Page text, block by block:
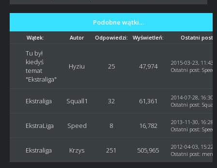
Podobne wątki…
Wątek: Autor Odpowiedzi: Wyświetleń: Ostatni post
Tu był
kiedyś
temat
"Ekstraliga"
Hyziu 25 47,974
2015-03-23,
Ostatni post: Speed
Ekstraliga Squall1 32 61,361
2014-07-28,
Ostatni post:
EkstraLiga Speed 8 16,782
2013-11-30,
Ostatni post: Speed
Ekstraliga Krzys 251 505,965
2012-04-03,
Ostatni post: